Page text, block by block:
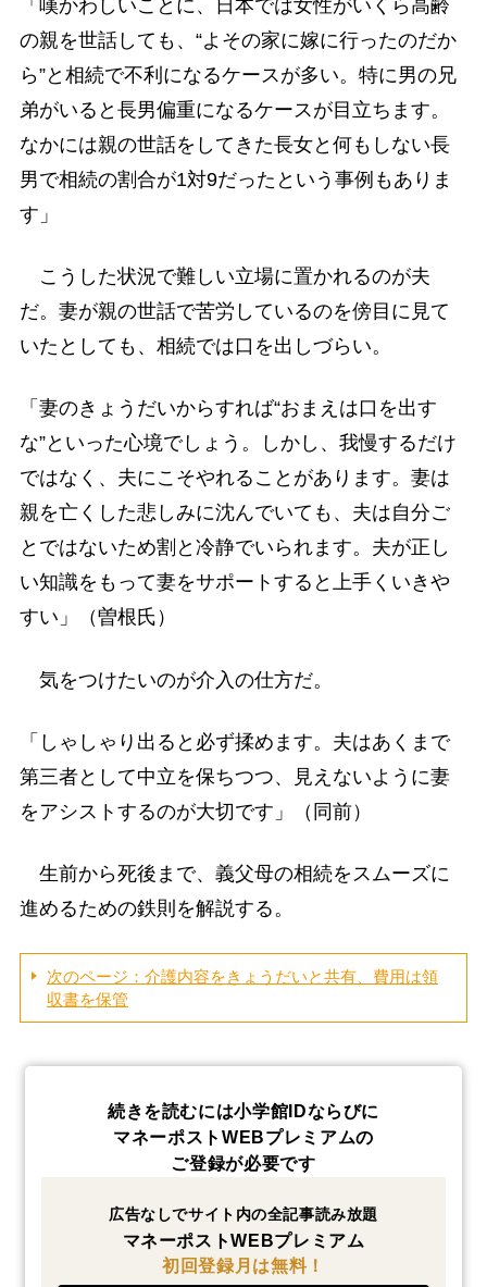
「嘆かわしいことに、日本では女性がいくら高齢
の親を世話しても、“よその家に嫁に行ったのだか
ら”と相続で不利になるケースが多い。特に男の兄
弟がいると長男偏重になるケースが目立ちます。
なかには親の世話をしてきた長女と何もしない長
男で相続の割合が1対9だったという事例もありま
す」
こうした状況で難しい立場に置かれるのが夫
だ。妻が親の世話で苦労しているのを傍目に見て
いたとしても、相続では口を出しづらい。
「妻のきょうだいからすれば“おまえは口を出す
な”といった心境でしょう。しかし、我慢するだけ
ではなく、夫にこそやれることがあります。妻は
親を亡くした悲しみに沈んでいても、夫は自分ご
とではないため割と冷静でいられます。夫が正し
い知識をもって妻をサポートすると上手くいきや
すい」（曽根氏）
気をつけたいのが介入の仕方だ。
「しゃしゃり出ると必ず揉めます。夫はあくまで
第三者として中立を保ちつつ、見えないように妻
をアシストするのが大切です」（同前）
生前から死後まで、義父母の相続をスムーズに
進めるための鉄則を解説する。
次のページ：介護内容をきょうだいと共有、費用は領
収書を保管
続きを読むには小学館IDならびに
マネーポストWEBプレミアムの
ご登録が必要です
広告なしでサイト内の全記事読み放題
マネーポストWEBプレミアム
初回登録月は無料！